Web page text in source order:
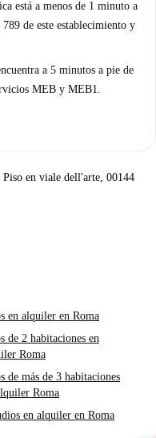
está a menos de 1 minuto a
de este establecimiento y
a 5 minutos a pie de
MEB y MEB1.
Piso en viale dell'arte, 00144
en alquiler en Roma
de 2 habitaciones en
Roma
de más de 3 habitaciones
Roma
en alquiler en Roma